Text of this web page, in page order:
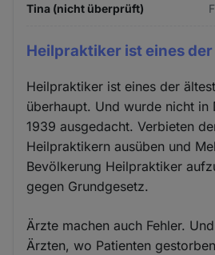
Tina (nicht überprüft)
Heilpraktiker ist eines der
Heilpraktiker ist eines der
überhaupt. Und wurde nicht in
1939 ausgedacht. Verbieten
Heilpraktikern ausüben und
Bevölkerung Heilpraktiker
gegen Grundgesetz.
Ärzte machen auch Fehler.
Ärzten, wo Patienten